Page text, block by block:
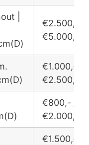
|
€2.500,- /
€5.000,-
€1.000,- /
€2.500,-
€800,- /
€2.000,-
€1.500,- /